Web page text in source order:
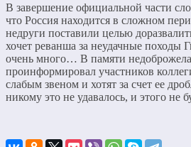
В завершение официальной части
что Россия находится в сложном
недруги поставили целью
хочет реванша за неудачные походы
очень много… В памяти
проинформировал участников
слабым звеном и хотят за счет ее
никому это не удавалось, и этого не